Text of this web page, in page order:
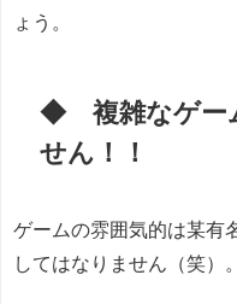
ょう。
◆ 複雑なゲー
せん！！
ゲームの雰囲気的は某有
してはなりません（笑）。